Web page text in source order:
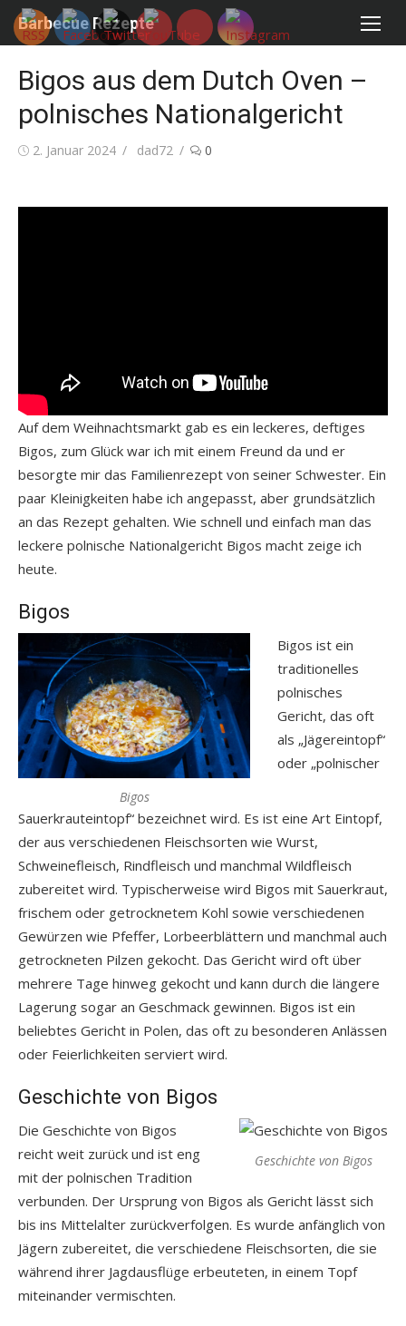
Skip
Barbecue Rezepte
Bigos aus dem Dutch Oven –
polnisches Nationalgericht
Posted
2. Januar 2024 Author
dad72 0
Auf dem Weihnachtsmarkt gab es ein leckeres, deftiges
Bigos, zum Glück war ich mit einem Freund da und er
besorgte mir das Familienrezept von seiner Schwester. Ein
paar Kleinigkeiten habe ich angepasst, aber grundsätzlich
an das Rezept gehalten. Wie schnell und einfach man das
leckere polnische Nationalgericht Bigos macht zeige ich
heute.
Bigos
Bigos
Bigos ist ein
traditionelles
polnisches
Gericht, das oft
als „Jägereintopf“
oder „polnischer
Sauerkrauteintopf“ bezeichnet wird. Es ist eine Art Eintopf,
der aus verschiedenen Fleischsorten wie Wurst,
Schweinefleisch, Rindfleisch und manchmal Wildfleisch
zubereitet wird. Typischerweise wird Bigos mit Sauerkraut,
frischem oder getrocknetem Kohl sowie verschiedenen
Gewürzen wie Pfeffer, Lorbeerblättern und manchmal auch
getrockneten Pilzen gekocht. Das Gericht wird oft über
mehrere Tage hinweg gekocht und kann durch die längere
Lagerung sogar an Geschmack gewinnen. Bigos ist ein
beliebtes Gericht in Polen, das oft zu besonderen Anlässen
oder Feierlichkeiten serviert wird.
Geschichte von Bigos
Geschichte von Bigos
Die Geschichte von Bigos
reicht weit zurück und ist eng
mit der polnischen Tradition
verbunden. Der Ursprung von Bigos als Gericht lässt sich
bis ins Mittelalter zurückverfolgen. Es wurde anfänglich von
Jägern zubereitet, die verschiedene Fleischsorten, die sie
während ihrer Jagdausflüge erbeuteten, in einem Topf
miteinander vermischten.